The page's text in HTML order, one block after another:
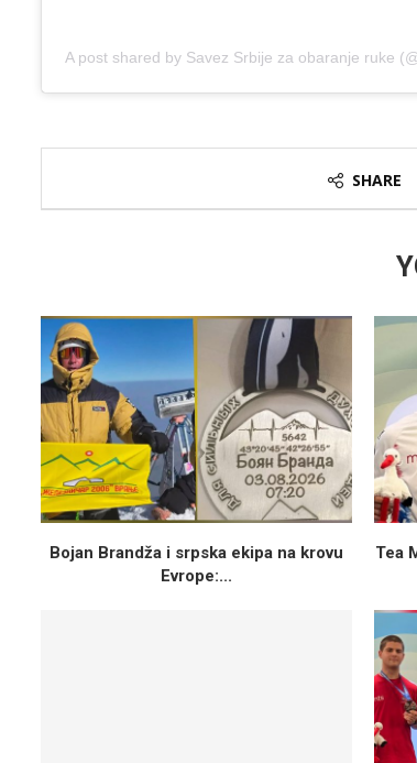
A post shared by Savez Srbije za obaranje ruke
SHARE
Bojan Brandža i srpska ekipa na krovu
Evrope:...
Tea